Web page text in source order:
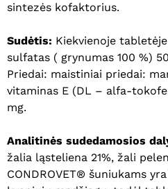
sintezės kofaktorius.
Sudėtis: Kiekvienoje
sulfatas ( grynumas 100 %)
Priedai: maistiniai priedai:
vitaminas E (DL – alfa-
mg.
Analitinės sudedamosios
žalia ląsteliena 21%, žali
CONDROVET® šuniukams